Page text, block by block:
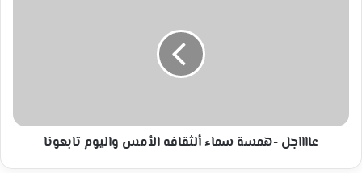
عااااجل -همسة سماء ألثقافه الأمس واليوم تابعونا